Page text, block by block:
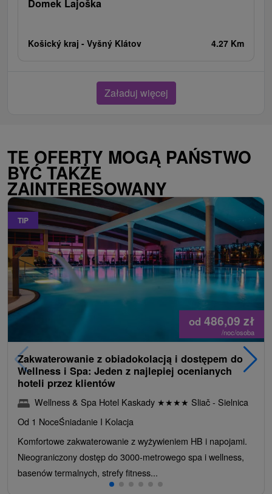
Domek Lajoška
Košický kraj - Vyšný Klátov 4.27 Km
Załaduj więcej
TE OFERTY MOGĄ PAŃSTWO
BYĆ TAKŻE
ZAINTERESOWANY
TIP
od 486,09 zł
/noc/osoba
Zakwaterowanie z obiadokolacją i dostępem do
Wellness i Spa: Jeden z najlepiej ocenianych
hoteli przez klientów
Wellness & Spa Hotel Kaskady ★★★★ Sliač - Sielnica
Od 1 NoceŚniadanie I Kolacja
Komfortowe zakwaterowanie z wyżywieniem HB i napojami.
Nieograniczony dostęp do 3000-metrowego spa i wellness,
basenów termalnych, strefy fitness...